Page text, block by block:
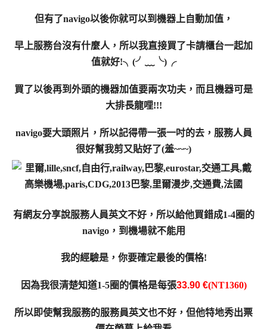
但有了navigo以後你就可以到機器上自動加值，
早上服務台沒有什麼人，所以我直接買了卡請櫃台一起加
值就好!╮(╯﹏╰)╭
買了以後再到外頭的機器加值要兩次功夫，而且機器可是
大排長龍哩!!!
navigo要大頭照片，所以記得帶一張一吋的去，服務人員
很好幫我剪又貼好了(羞~~~)
有網友分享說服務人員英文不好，所以給他買錯成1-4圈的
navigo，到機場就不能用
我的經驗是，你要確定最後的價格!
因為我很清楚知道1-5圈的價格是每張33.90 €(NT1360)
所以即使幫我服務的服務員英文也不好，但他特地秀出票